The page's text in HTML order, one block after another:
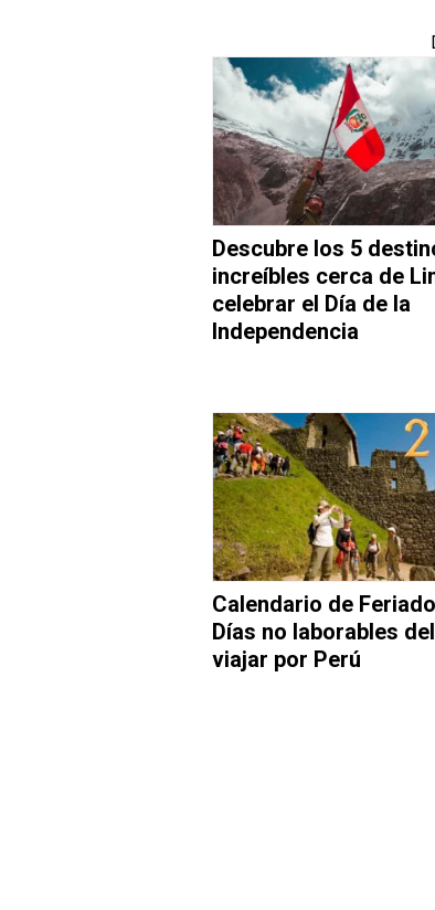
Descubre los 5
increíbles cerca de
celebrar el Día de la
Independencia
Calendario de
Días no laborables
viajar por Perú